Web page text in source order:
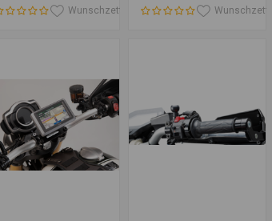
Wunschzettel Wunschzettel Wunschzettel Wunschzettel